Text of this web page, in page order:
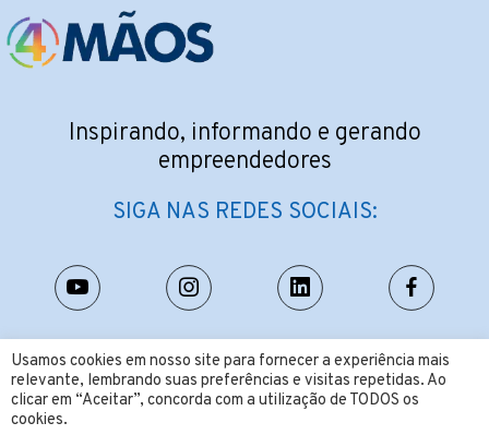
Usamos cookies em nosso site para fornecer a experiência mais
relevante, lembrando suas preferências e visitas repetidas. Ao
clicar em “Aceitar”, concorda com a utilização de TODOS os
cookies.
Inspirando, informando e gerando
empreendedores
SIGA NAS REDES SOCIAIS:
CONTATO:
contato@4maos.com.br